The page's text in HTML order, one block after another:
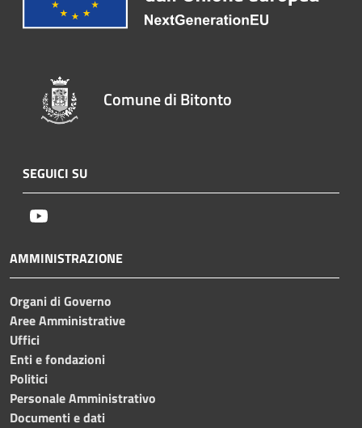
Comune di Bitonto
SEGUICI SU
AMMINISTRAZIONE
Organi di Governo
Aree Amministrative
Uffici
Enti e fondazioni
Politici
Personale Amministrativo
Documenti e dati